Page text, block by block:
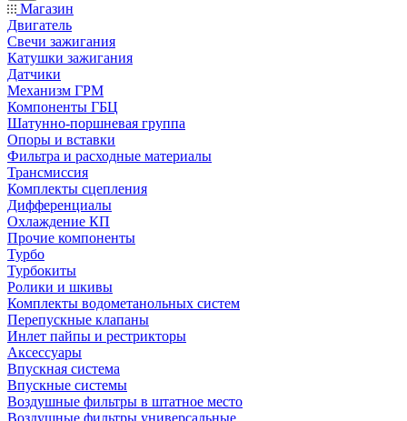
Магазин
Двигатель
Свечи зажигания
Катушки зажигания
Датчики
Механизм ГРМ
Компоненты ГБЦ
Шатунно-поршневая группа
Опоры и вставки
Фильтра и расходные материалы
Трансмиссия
Комплекты сцепления
Дифференциалы
Охлаждение КП
Прочие компоненты
Турбо
Турбокиты
Ролики и шкивы
Комплекты водометанольных систем
Перепускные клапаны
Инлет пайпы и рестрикторы
Аксессуары
Впускная система
Впускные системы
Воздушные фильтры в штатное место
Воздушные фильтры универсальные